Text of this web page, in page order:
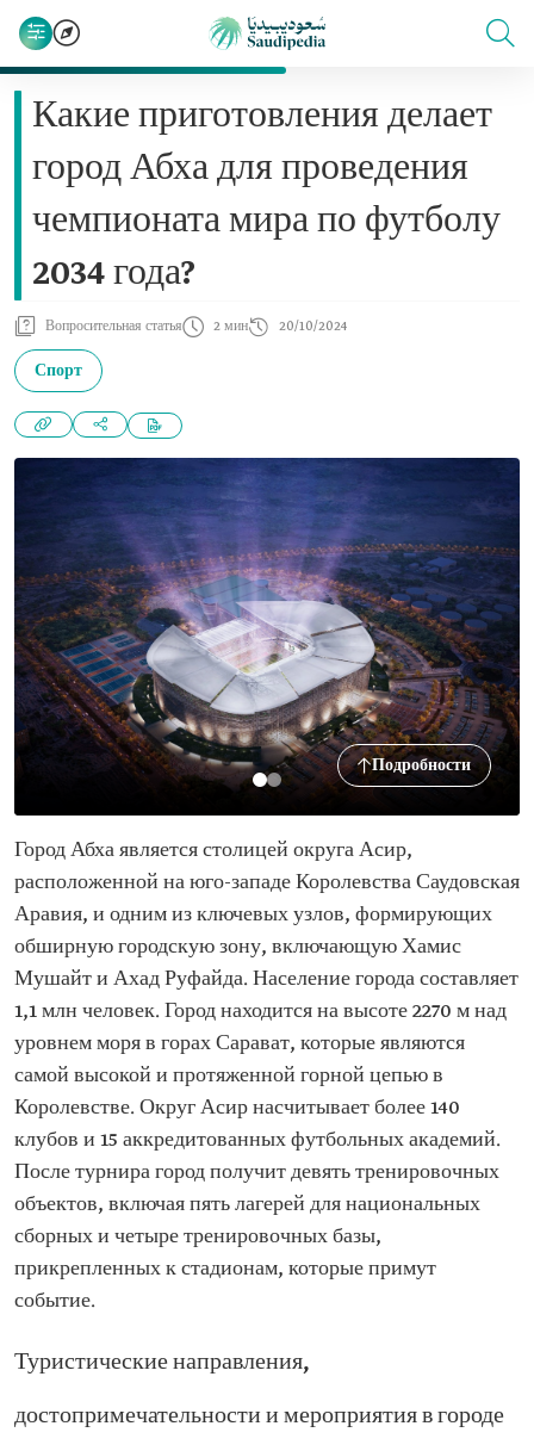
Какие приготовления делает
город Абха для проведения
чемпионата мира по футболу
2034 года?
Вопросительная статья 2 мин 20/10/2024
Спорт
Подробности
Город Абха является столицей округа Асир,
расположенной на юго-западе Королевства Саудовская
Аравия, и одним из ключевых узлов, формирующих
обширную городскую зону, включающую Хамис
Мушайт и Ахад Руфайда. Население города составляет
1,1 млн человек. Город находится на высоте 2270 м над
уровнем моря в горах Сарават, которые являются
самой высокой и протяженной горной цепью в
Королевстве. Округ Асир насчитывает более 140
клубов и 15 аккредитованных футбольных академий.
После турнира город получит девять тренировочных
объектов, включая пять лагерей для национальных
сборных и четыре тренировочных базы,
прикрепленных к стадионам, которые примут
событие.
Туристические направления,
достопримечательности и мероприятия в городе